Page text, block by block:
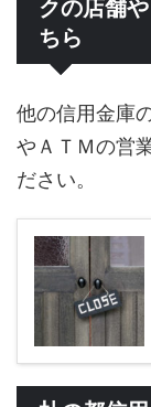
クの店舗
ちら
他の信用金庫
やＡＴＭの営
ださい。